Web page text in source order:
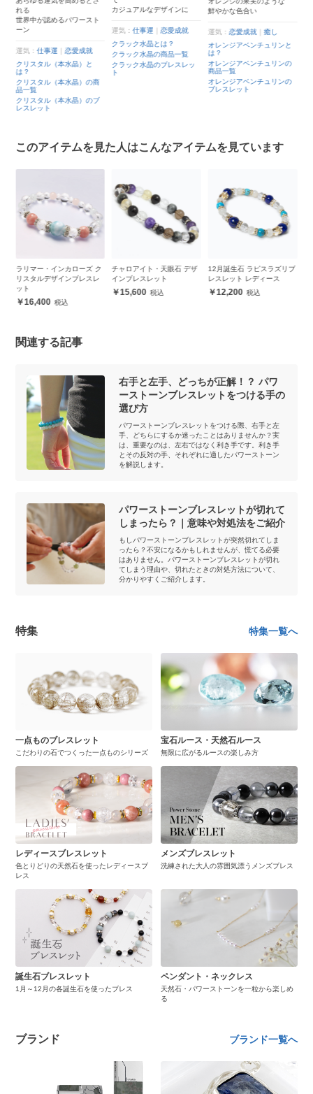
パワースト
恋愛成就
晶）と
水晶）の商
水晶）のブ
カジュアルなデザインに
恋愛成就
クラック水晶とは？
クラック水晶の商品一覧
クラック水晶のブレスレッ
鮮やかな色合い
運気：恋愛成就
癒し
オレンジアベンチュリンと
は？
オレンジアベンチュリンの
オレンジアベンチュリンの
ブルーカルサイトとは
ブルーカルサイトの
ブルーカルサイトの
このアイテムを見た人はこんなアイテムを見ています
インカローズ ク
ザインブレスレ
チャロアイト・天眼石 デザ
インブレスレット
12月誕生石 ラピスラズリブ
レスレット レディース
アンバー・アク
ザインブレスレ
関連する記事
右手と左手、どっちが正解！？ パワ
ーストーンブレスレットをつける手の
選び方
パワーストーンブレスレットをつける際、右手と左
手、どちらにするか迷ったことはありませんか？実
は、重要なのは、左右ではなく利き手です。利き手
とその反対の手、それぞれに適したパワーストーン
を解説します。
パワーストーンブレスレットが切れて
しまったら？｜意味や対処法をご紹介
もしパワーストーンブレスレットが突然切れてしま
ったら？不安になるかもしれませんが、慌てる必要
はありません。パワーストーンブレスレットが切れ
てしまう理由や、切れたときの対処方法について、
分かりやすくご紹介します。
特集 特集一覧へ
一点ものブレスレット
こだわりの石でつくった一点ものシリーズ
宝石ルース・天然石ルース
無限に広がるルースの楽しみ方
レディースブレスレット
色とりどりの天然石を使ったレディースブ
レス
メンズブレスレット
洗練された大人の雰囲気漂うメンズブレス
誕生石ブレスレット
1月～12月の各誕生石を使ったブレス
ペンダント・ネックレス
天然石・パワーストーンを一粒から楽しめ
る
ブランド ブランド一覧へ